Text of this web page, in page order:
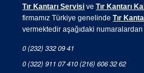
Tır Kantarı Servisi veTır Kantarı
firmamız Türkiye genelindeTır
vermektedir aşağıdaki
0 (232) 332 09 41
0 (322) 911 07 410 (216) 606 32 62